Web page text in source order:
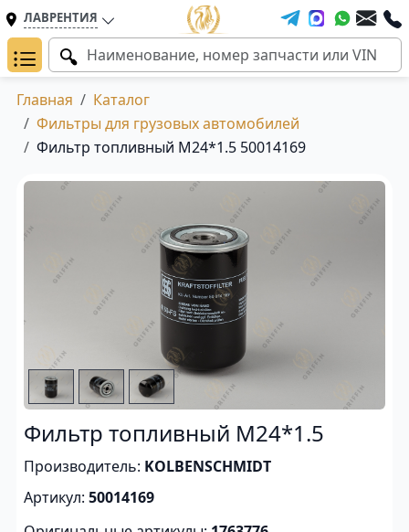
ЛАВРЕНТИЯ
Главная
Каталог
Фильтры для грузовых автомобилей
Фильтр топливный M24*1.5 50014169
Фильтр топливный M24*1.5
Производитель: KOLBENSCHMIDT
Артикул: 50014169